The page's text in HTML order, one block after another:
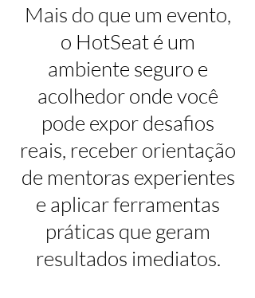
Mais do que um evento,
o HotSeat é um
ambiente seguro e
acolhedor onde você
pode expor desafios
reais, receber orientação
de mentoras experientes
e aplicar ferramentas
práticas que geram
resultados imediatos.